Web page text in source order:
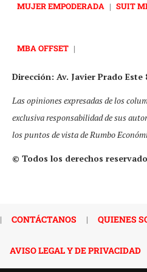
MUJER EMPODERADA | SUIT
MBA OFFSET |
Dirección: Av. Javier Prado Este
Las opiniones expresadas de los
exclusiva responsabilidad de sus
los puntos de vista de Rumbo
© Todos los derechos
| CONTÁCTANOS | QUIENES
AVISO LEGAL Y DE PRIVACIDAD